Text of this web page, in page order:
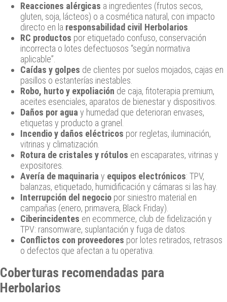
Reacciones alérgicas a ingredientes (frutos secos,
gluten, soja, lácteos) o a cosmética natural, con impacto
directo en la responsabilidad civil Herbolarios
RC productos por etiquetado confuso, conservación
incorrecta o lotes defectuosos “según normativa
aplicable”.
Caídas y golpes de clientes por suelos mojados, cajas en
pasillos o estanterías inestables.
Robo, hurto y expoliación de caja, fitoterapia premium,
aceites esenciales, aparatos de bienestar y dispositivos.
Daños por agua y humedad que deterioran envases,
etiquetas y producto a granel.
Incendio y daños eléctricos por regletas, iluminación,
vitrinas y climatización.
Rotura de cristales y rótulos en escaparates, vitrinas y
expositores.
Avería de maquinaria y equipos electrónicos: TPV,
balanzas, etiquetado, humidificación y cámaras si las hay.
Interrupción del negocio por siniestro material en
campañas (enero, primavera, Black Friday).
Ciberincidentes en ecommerce, club de fidelización y
TPV: ransomware, suplantación y fuga de datos.
Conflictos con proveedores por lotes retirados, retrasos
o defectos que afectan a tu operativa.
Coberturas recomendadas para
Herbolarios